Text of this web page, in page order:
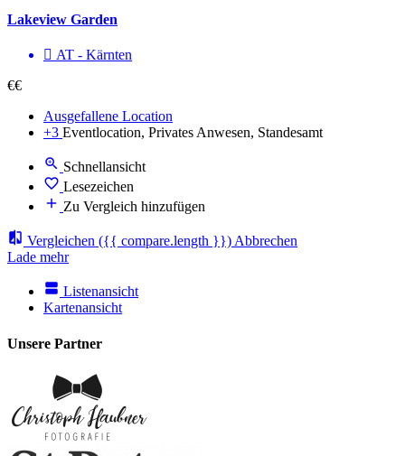
Lakeview Garden
AT - Kärnten
€€
Ausgefallene Location
+3 Eventlocation, Privates Anwesen, Standesamt
Schnellansicht
Lesezeichen
Zu Vergleich hinzufügen
Vergleichen ({{ compare.length }})Abbrechen
Lade mehr
Listenansicht
Kartenansicht
Unsere Partner